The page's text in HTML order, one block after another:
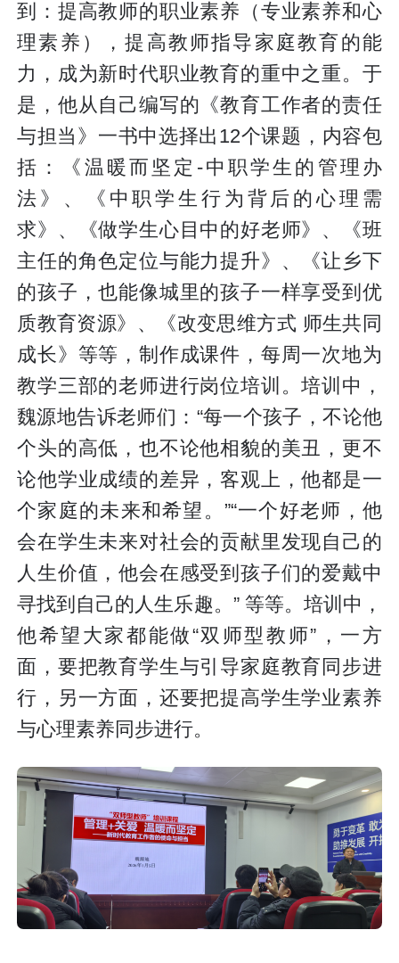
到：提高教师的职业素养（专业素养和心
理素养），提高教师指导家庭教育的能
力，成为新时代职业教育的重中之重。于
是，他从自己编写的《教育工作者的责任
与担当》一书中选择出12个课题，内容包
括：《温暖而坚定-中职学生的管理办
法》、《中职学生行为背后的心理需
求》、《做学生心目中的好老师》、《班
主任的角色定位与能力提升》、《让乡下
的孩子，也能像城里的孩子一样享受到优
质教育资源》、《改变思维方式 师生共同
成长》等等，制作成课件，每周一次地为
教学三部的老师进行岗位培训。培训中，
魏源地告诉老师们：“每一个孩子，不论他
个头的高低，也不论他相貌的美丑，更不
论他学业成绩的差异，客观上，他都是一
个家庭的未来和希望。”“一个好老师，他
会在学生未来对社会的贡献里发现自己的
人生价值，他会在感受到孩子们的爱戴中
寻找到自己的人生乐趣。” 等等。培训中，
他希望大家都能做“双师型教师”，一方
面，要把教育学生与引导家庭教育同步进
行，另一方面，还要把提高学生学业素养
与心理素养同步进行。